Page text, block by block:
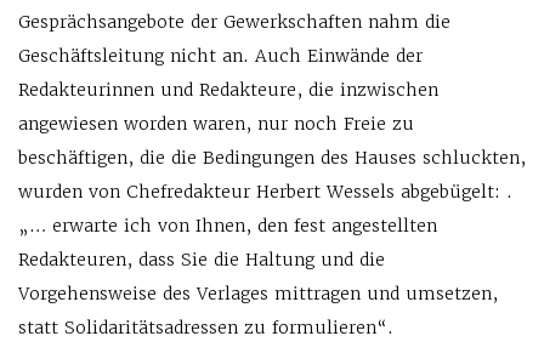
Gesprächsangebote der Gewerkschaften nahm die
Geschäftsleitung nicht an. Auch Einwände der
Redakteurinnen und Redakteure, die inzwischen
angewiesen worden waren, nur noch Freie zu
beschäftigen, die die Bedingungen des Hauses schluckten,
wurden von Chefredakteur Herbert Wessels abgebügelt: .
„… erwarte ich von Ihnen, den fest angestellten
Redakteuren, dass Sie die Haltung und die
Vorgehensweise des Verlages mittragen und umsetzen,
statt Solidaritätsadressen zu formulieren“.